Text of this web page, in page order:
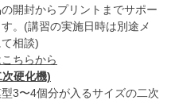
開封からプリントまでサポー
す。(講習の実施日時は別途メ
相談)
ちらから
硬化機)
3〜4個分が入るサイズの二次